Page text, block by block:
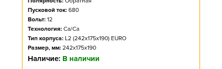
Пусковой ток: 680
Вольт: 12
Технология: Ca/Ca
Тип корпуса: L2 (242x175x190) EURO
Размер, мм: 242x175x190
Наличие: В наличии